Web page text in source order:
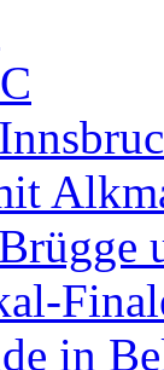
in